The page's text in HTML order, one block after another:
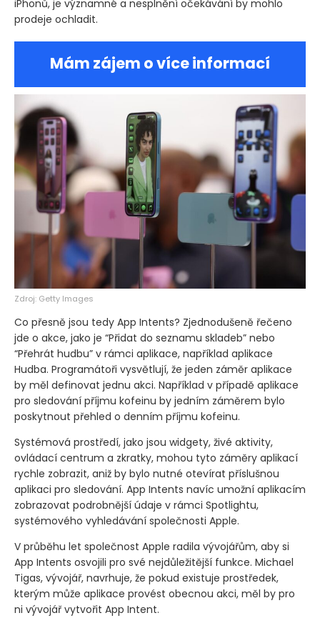
iPhonů, je významné a nesplnění očekávání by mohlo
prodeje ochladit.
Mám zájem o více informací
Zdroj: Getty Images
Co přesně jsou tedy App Intents? Zjednodušeně řečeno
jde o akce, jako je “Přidat do seznamu skladeb” nebo
“Přehrát hudbu” v rámci aplikace, například aplikace
Hudba. Programátoři vysvětlují, že jeden záměr aplikace
by měl definovat jednu akci. Například v případě aplikace
pro sledování příjmu kofeinu by jedním záměrem bylo
poskytnout přehled o denním příjmu kofeinu.
Systémová prostředí, jako jsou widgety, živé aktivity,
ovládací centrum a zkratky, mohou tyto záměry aplikací
rychle zobrazit, aniž by bylo nutné otevírat příslušnou
aplikaci pro sledování. App Intents navíc umožní aplikacím
zobrazovat podrobnější údaje v rámci Spotlightu,
systémového vyhledávání společnosti Apple.
V průběhu let společnost Apple radila vývojářům, aby si
App Intents osvojili pro své nejdůležitější funkce. Michael
Tigas, vývojář, navrhuje, že pokud existuje prostředek,
kterým může aplikace provést obecnou akci, měl by pro
ni vývojář vytvořit App Intent.